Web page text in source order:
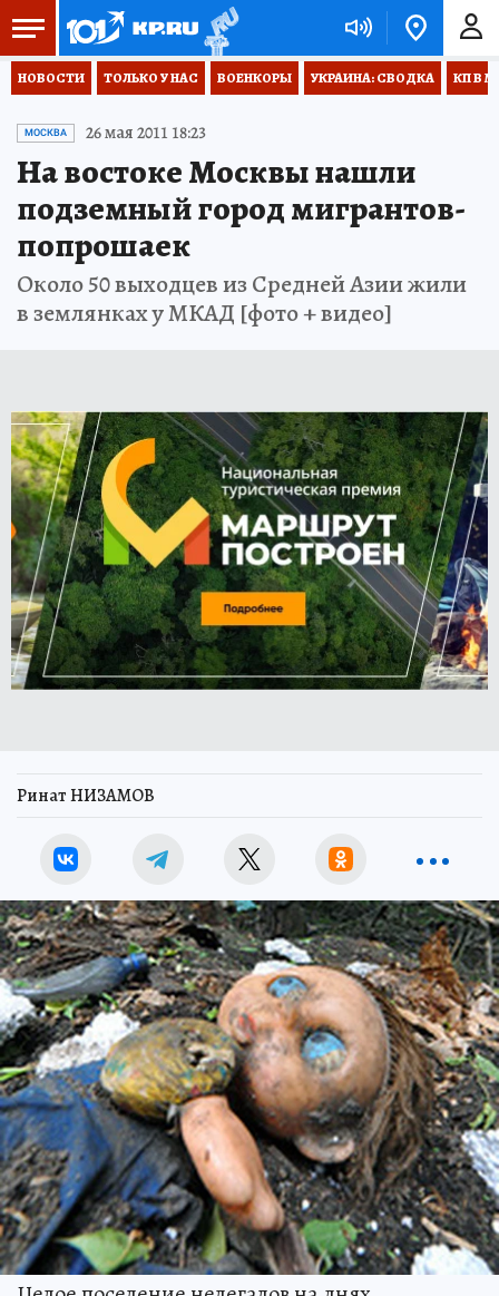
НОВОСТИ ТОЛЬКО У НАС ВОЕНКОРЫ УКРАИНА: СВОДКА КП В
МОСКВА 26 мая 2011 18:23
На востоке Москвы нашли
подземный город мигрантов-
попрошаек
Около 50 выходцев из Средней Азии жили
в землянках у МКАД [фото + видео]
Ринат НИЗАМОВ